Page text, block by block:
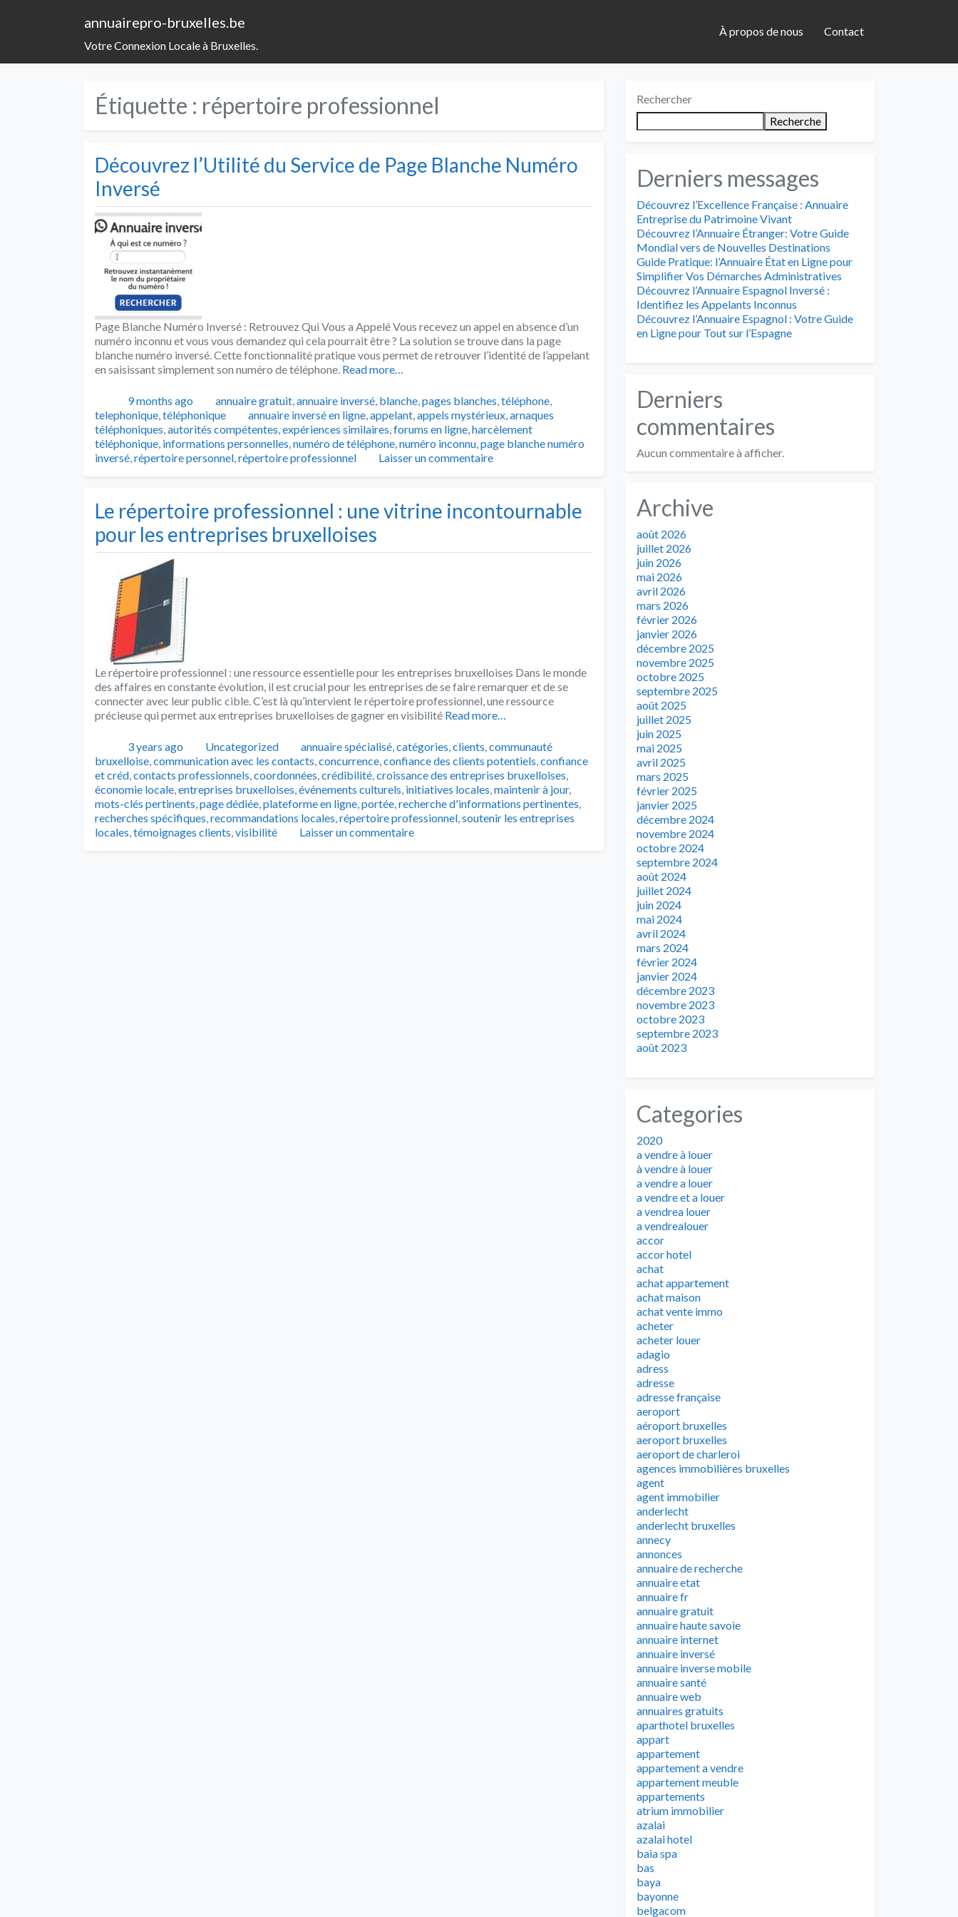
annuairepro-bruxelles.be
Votre Connexion Locale à Bruxelles.
À propos de nous Contact
Étiquette : répertoire professionnel
Découvrez l’Utilité du Service de Page Blanche Numéro
Inversé
Page Blanche Numéro Inversé : Retrouvez Qui Vous a Appelé Vous recevez un appel en absence d’un
numéro inconnu et vous vous demandez qui cela pourrait être ? La solution se trouve dans la page
blanche numéro inversé. Cette fonctionnalité pratique vous permet de retrouver l’identité de l’appelant
en saisissant simplement son numéro de téléphone. Read more…
Publié9 months ago Catégories
annuaire gratuit,annuaire inversé, blanche,pages blanches,téléphone,
telephonique,téléphonique Tags
annuaire inversé en ligne,appelant,appels mystérieux,arnaques
téléphoniques,autorités compétentes,expériences similaires,forums en ligne,harcèlement
téléphonique, informations personnelles,numéro de téléphone,numéro inconnu,page blanche numéro
inversé,répertoire personnel,répertoire professionnel Laisser un commentaire
Le répertoire professionnel : une vitrine incontournable
pour les entreprises bruxelloises
Le répertoire professionnel : une ressource essentielle pour les entreprises bruxelloises Dans le monde
des affaires en constante évolution, il est crucial pour les entreprises de se faire remarquer et de se
connecter avec leur public cible. C’est là qu’intervient le répertoire professionnel, une ressource
précieuse qui permet aux entreprises bruxelloises de gagner en visibilité Read more…
Publié3 years ago Catégories
Uncategorized Tags
annuaire spécialisé,catégories,clients,communauté
bruxelloise,communication avec les contacts,concurrence,confiance des clients potentiels,confiance
et créd,contacts professionnels,coordonnées,crédibilité,croissance des entreprises bruxelloises,
économie locale,entreprises bruxelloises,événements culturels, initiatives locales,maintenir à jour,
mots-clés pertinents,page dédiée,plateforme en ligne,portée,recherche d'informations pertinentes,
recherches spécifiques,recommandations locales,répertoire professionnel,soutenir les entreprises
locales,témoignages clients,visibilité Laisser un commentaire
Rechercher
Recherche
Derniers messages
Découvrez l’Excellence Française : Annuaire
Entreprise du Patrimoine Vivant
Découvrez l’Annuaire Étranger: Votre Guide
Mondial vers de Nouvelles Destinations
Guide Pratique: l’Annuaire État en Ligne pour
Simplifier Vos Démarches Administratives
Découvrez l’Annuaire Espagnol Inversé :
Identifiez les Appelants Inconnus
Découvrez l’Annuaire Espagnol : Votre Guide
en Ligne pour Tout sur l’Espagne
Derniers
commentaires
Aucun commentaire à afficher.
Archive
août 2026
juillet 2026
juin 2026
mai 2026
avril 2026
mars 2026
février 2026
janvier 2026
décembre 2025
novembre 2025
octobre 2025
septembre 2025
août 2025
juillet 2025
juin 2025
mai 2025
avril 2025
mars 2025
février 2025
janvier 2025
décembre 2024
novembre 2024
octobre 2024
septembre 2024
août 2024
juillet 2024
juin 2024
mai 2024
avril 2024
mars 2024
février 2024
janvier 2024
décembre 2023
novembre 2023
octobre 2023
septembre 2023
août 2023
Categories
2020
a vendre à louer
à vendre à louer
a vendre a louer
a vendre et a louer
a vendrea louer
a vendrealouer
accor
accor hotel
achat
achat appartement
achat maison
achat vente immo
acheter
acheter louer
adagio
adress
adresse
adresse française
aeroport
aéroport bruxelles
aeroport bruxelles
aeroport de charleroi
agences immobilières bruxelles
agent
agent immobilier
anderlecht
anderlecht bruxelles
annecy
annonces
annuaire de recherche
annuaire etat
annuaire fr
annuaire gratuit
annuaire haute savoie
annuaire internet
annuaire inversé
annuaire inverse mobile
annuaire santé
annuaire web
annuaires gratuits
aparthotel bruxelles
appart
appartement
appartement a vendre
appartement meuble
appartements
atrium immobilier
azalai
azalai hotel
baia spa
bas
baya
bayonne
belgacom